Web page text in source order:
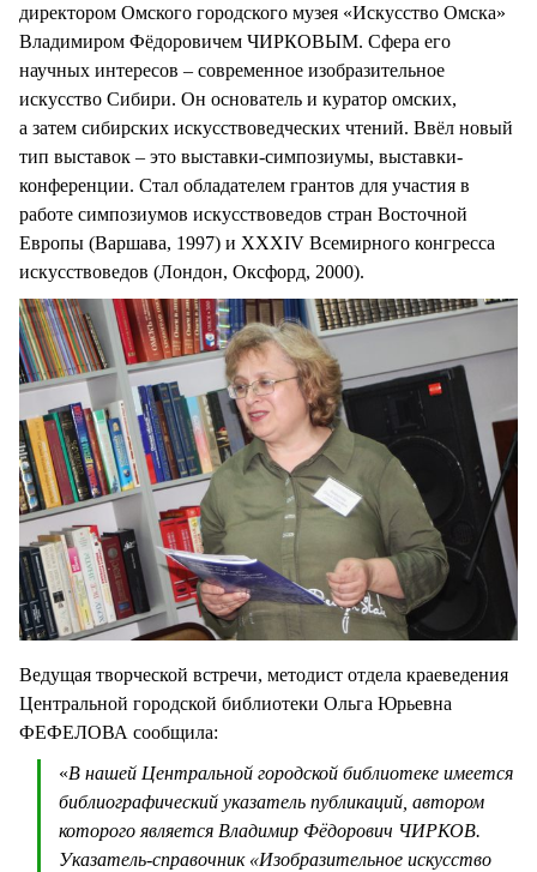
директором Омского городского музея «Искусство Омска»
Владимиром Фёдоровичем ЧИРКОВЫМ. Сфера его
научных интересов – современное изобразительное
искусство Сибири. Он основатель и куратор омских,
а затем сибирских искусствоведческих чтений. Ввёл новый
тип выставок – это выставки-симпозиумы, выставки-
конференции. Стал обладателем грантов для участия в
работе симпозиумов искусствоведов стран Восточной
Европы (Варшава, 1997) и XXXIV Всемирного конгресса
искусствоведов (Лондон, Оксфорд, 2000).
Ведущая творческой встречи, методист отдела краеведения
Центральной городской библиотеки Ольга Юрьевна
ФЕФЕЛОВА сообщила:
«В нашей Центральной городской библиотеке имеется
библиографический указатель публикаций, автором
которого является Владимир Фёдорович ЧИРКОВ.
Указатель-справочник «Изобразительное искусство